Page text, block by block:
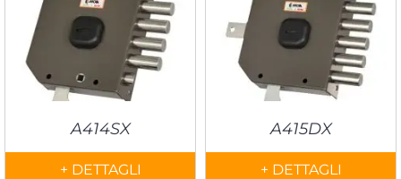
A414SX
+ DETTAGLI
A415DX
+ DETTAGLI